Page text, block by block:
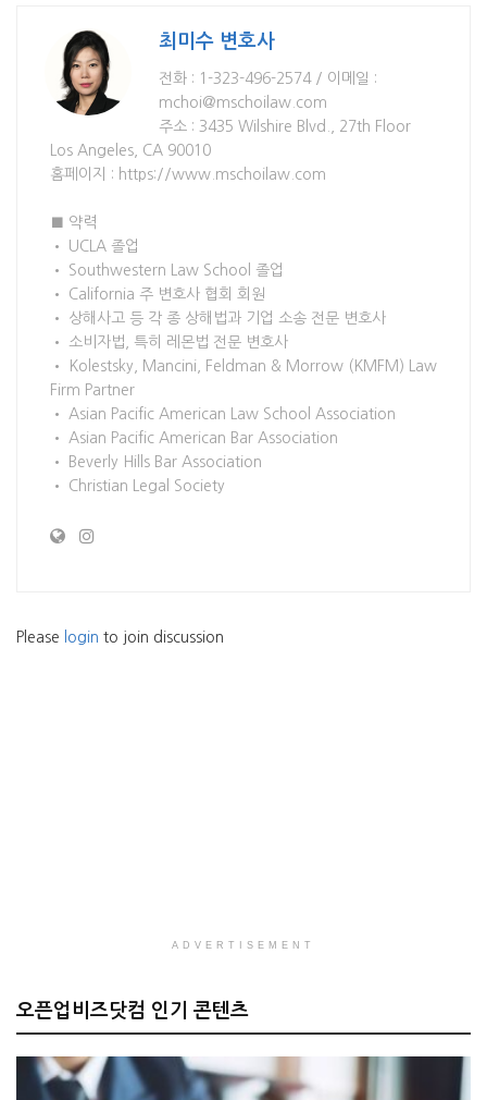
최미수 변호사
전화 : 1-323-496-2574 / 이메일 :
mchoi@mschoilaw.com
주소 : 3435 Wilshire Blvd., 27th Floor
Los Angeles, CA 90010
홈페이지 : https://www.mschoilaw.com
■ 약력
• UCLA 졸업
• Southwestern Law School 졸업
• California 주 변호사 협회 회원
• 상해사고 등 각 종 상해법과 기업 소송 전문 변호사
• 소비자법, 특히 레몬법 전문 변호사
• Kolestsky, Mancini, Feldman & Morrow (KMFM) Law
Firm Partner
• Asian Pacific American Law School Association
• Asian Pacific American Bar Association
• Beverly Hills Bar Association
• Christian Legal Society
Please login to join discussion
ADVERTISEMENT
오픈업비즈닷컴 인기 콘텐츠